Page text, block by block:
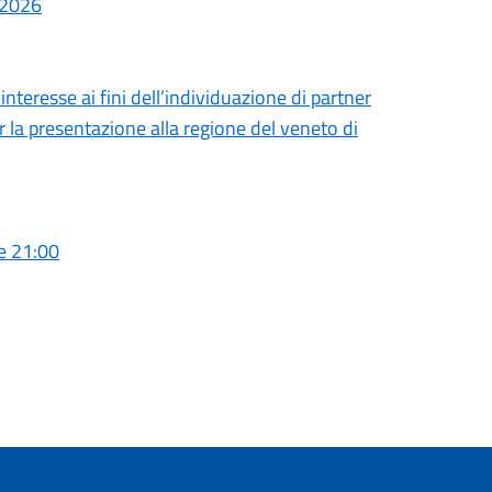
ai fini dell’individuazione di partner
presentazione alla regione del veneto di
21:00